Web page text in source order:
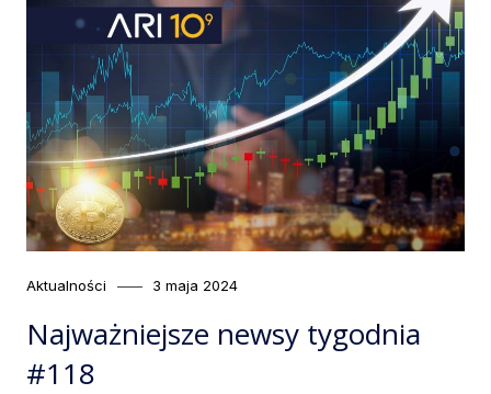
Category
Aktualności
Posted
3 maja 2024
Najważniejsze newsy tygodnia
#118